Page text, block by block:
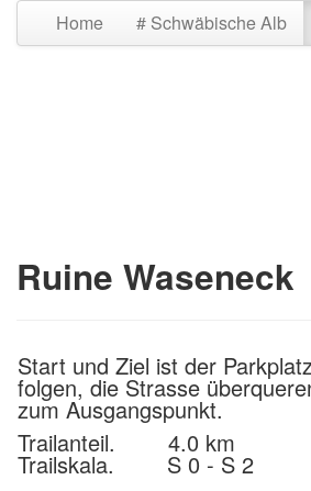
Home # Schwäbische Alb
Ruine Waseneck
Start und Ziel ist der
folgen, die Strasse
zum Ausgangspunkt.
Trailanteil. 4.0 km
Trailskala. S 0 - S 2